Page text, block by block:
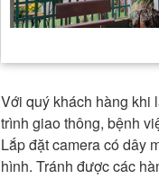
Với quý khách hàng khi
trình giao thông, bệnh
Lắp đặt camera có dây
hình. Tránh được các